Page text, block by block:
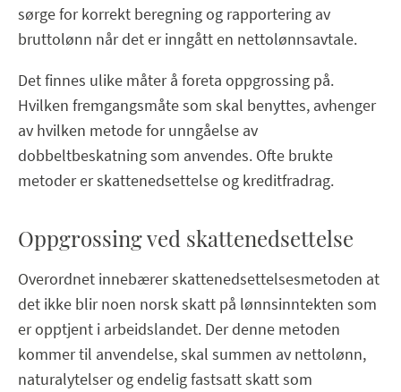
sørge for korrekt beregning og rapportering av
bruttolønn når det er inngått en nettolønnsavtale.
Det finnes ulike måter å foreta oppgrossing på.
Hvilken fremgangsmåte som skal benyttes, avhenger
av hvilken metode for unngåelse av
dobbeltbeskatning som anvendes. Ofte brukte
metoder er skattenedsettelse og kreditfradrag.
Oppgrossing ved skattenedsettelse
Overordnet innebærer skattenedsettelsesmetoden at
det ikke blir noen norsk skatt på lønnsinntekten som
er opptjent i arbeidslandet. Der denne metoden
kommer til anvendelse, skal summen av nettolønn,
naturalytelser og endelig fastsatt skatt som